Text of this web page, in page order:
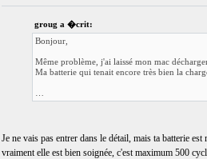
groug a �crit:
Bonjour,
Même problème, j'ai laissé mon mac
Ma batterie qui tenait encore très bien la
Je ne vais pas entrer dans le détail, mais ta batterie
vraiment elle est bien soignée, c'est maximum 500